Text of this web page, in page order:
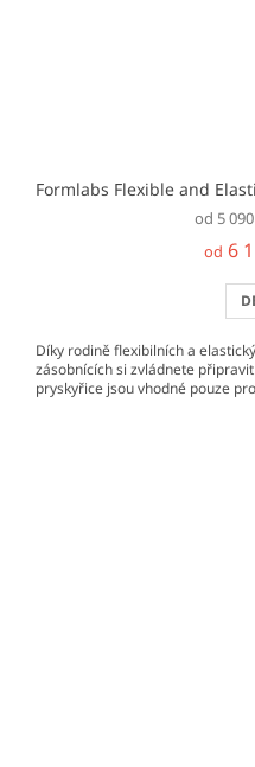
od 5
od 6
Díky rodině flexibilních a
zásobnících si zvládnete
pryskyřice jsou vhodné pouze